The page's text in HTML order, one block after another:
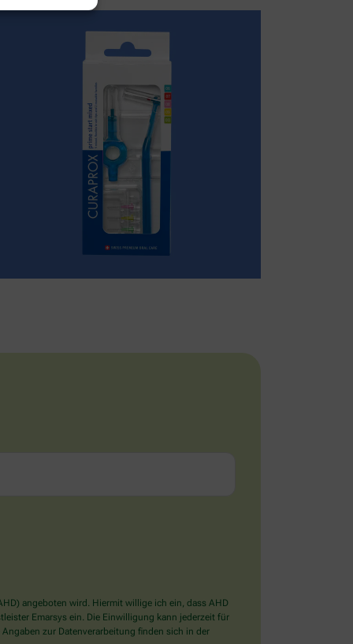
angeboten wird. Hiermit willige ich ein, dass AHD
Emarsys ein. Die Einwilligung kann jederzeit für
zur Datenverarbeitung finden sich in der